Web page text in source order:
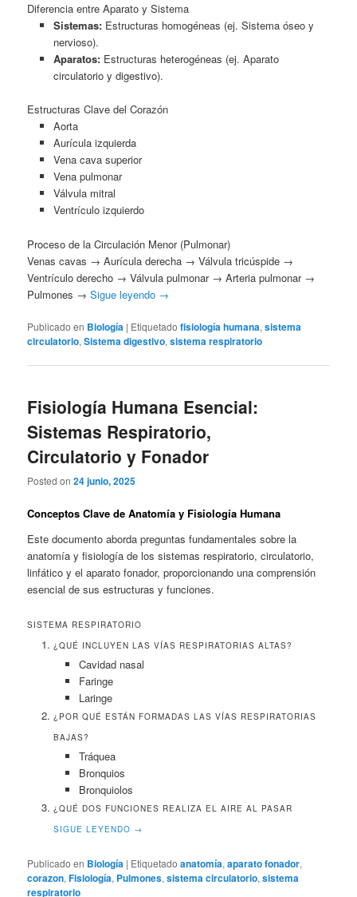
Diferencia entre Aparato y Sistema
Sistemas:Estructuras homogéneas (ej. Sistema óseo y
nervioso).
Aparatos:Estructuras heterogéneas (ej. Aparato
circulatorio y digestivo).
Estructuras Clave del Corazón
Aorta
Aurícula izquierda
Vena cava superior
Vena pulmonar
Válvula mitral
Ventrículo izquierdo
Proceso de la Circulación Menor (Pulmonar)
Venas cavas → Aurícula derecha → Válvula tricúspide →
Ventrículo derecho → Válvula pulmonar → Arteria pulmonar →
Pulmones →Sigue leyendo →
Publicado en Biología | Etiquetado fisiología humana,sistema
circulatorio,Sistema digestivo,sistema respiratorio
Fisiología Humana Esencial:
Sistemas Respiratorio,
Circulatorio y Fonador
Posted on24 junio, 2025
Conceptos Clave de Anatomía y Fisiología Humana
Este documento aborda preguntas fundamentales sobre la
anatomía y fisiología de los sistemas respiratorio, circulatorio,
linfático y el aparato fonador, proporcionando una comprensión
esencial de sus estructuras y funciones.
SISTEMA RESPIRATORIO
¿QUÉ INCLUYEN LAS VÍAS RESPIRATORIAS ALTAS?
Cavidad nasal
Faringe
Laringe
¿POR QUÉ ESTÁN FORMADAS LAS VÍAS RESPIRATORIAS
BAJAS?
Tráquea
Bronquios
Bronquiolos
¿QUÉ DOS FUNCIONES REALIZA EL AIRE AL PASAR
SIGUE LEYENDO →
Publicado en Biología | Etiquetado anatomía,aparato fonador,
corazon,Fisiología, Pulmones,sistema circulatorio,sistema
respiratorio